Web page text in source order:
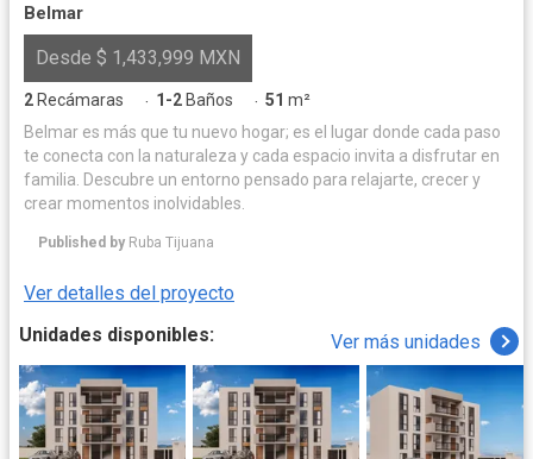
Belmar
Desde $ 1,433,999 MXN
2 Recámaras · 1-2 Baños · 51 m²
Belmar es más que tu nuevo hogar; es el lugar donde cada paso
te conecta con la naturaleza y cada espacio invita a disfrutar en
familia. Descubre un entorno pensado para relajarte, crecer y
crear momentos inolvidables.
Published by Ruba Tijuana
Ver detalles del proyecto
Unidades disponibles:
Ver más unidades